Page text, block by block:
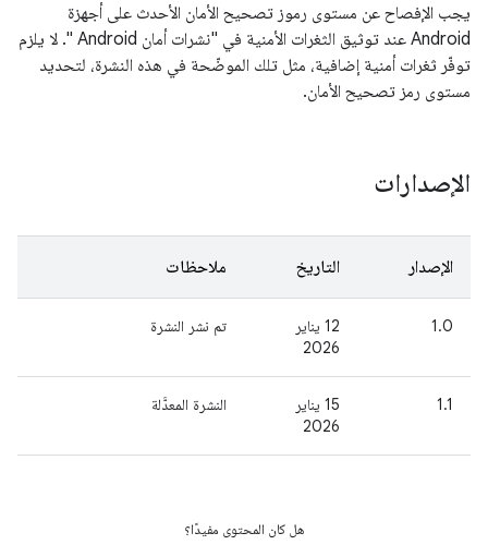
يجب الإفصاح عن مستوى رموز تصحيح الأمان الأحدث على أجهزة
Android عند توثيق الثغرات الأمنية في "نشرات أمان Android ". لا يلزم
توفّر ثغرات أمنية إضافية، مثل تلك الموضّحة في هذه النشرة، لتحديد
مستوى رمز تصحيح الأمان.
الإصدارات
الإصدار التاريخ ملاحظات
1.0
‫12 يناير
2026
تم نشر النشرة
1.1
‫15 يناير
2026
النشرة المعدَّلة
هل كان المحتوى مفيدًا؟